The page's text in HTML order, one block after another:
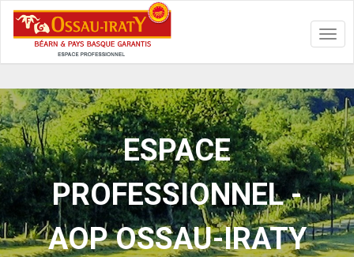
ESPACE
PROFESSIONNEL -
AOP OSSAU-IRATY